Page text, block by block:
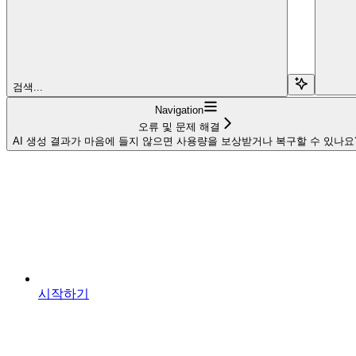
검색...
Navigation
오류 및 문제 해결
AI 생성 결과가 마음에 들지 않으면 사용량을 보상받거나 복구할 수 있나요
시작하기